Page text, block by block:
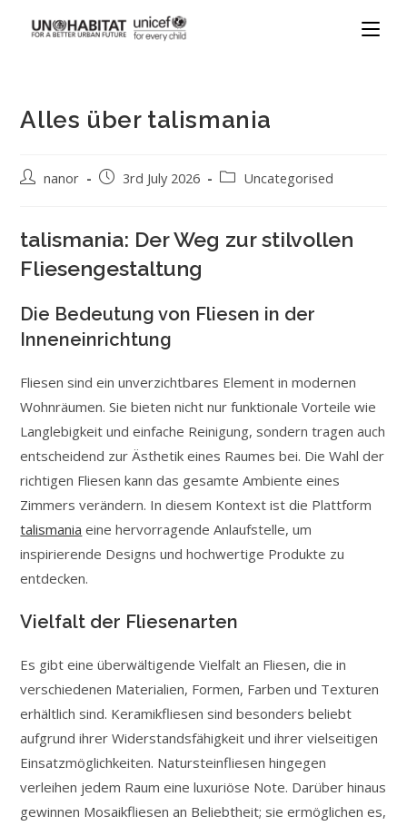
Alles über talismania
nanor 3rd July 2026 Uncategorised
talismania: Der Weg zur stilvollen
Fliesengestaltung
Die Bedeutung von Fliesen in der
Inneneinrichtung
Fliesen sind ein unverzichtbares Element in modernen
Wohnräumen. Sie bieten nicht nur funktionale Vorteile wie
Langlebigkeit und einfache Reinigung, sondern tragen auch
entscheidend zur Ästhetik eines Raumes bei. Die Wahl der
richtigen Fliesen kann das gesamte Ambiente eines
Zimmers verändern. In diesem Kontext ist die Plattform
talismania eine hervorragende Anlaufstelle, um
inspirierende Designs und hochwertige Produkte zu
entdecken.
Vielfalt der Fliesenarten
Es gibt eine überwältigende Vielfalt an Fliesen, die in
verschiedenen Materialien, Formen, Farben und Texturen
erhältlich sind. Keramikfliesen sind besonders beliebt
aufgrund ihrer Widerstandsfähigkeit und ihrer vielseitigen
Einsatzmöglichkeiten. Natursteinfliesen hingegen
verleihen jedem Raum eine luxuriöse Note. Darüber hinaus
gewinnen Mosaikfliesen an Beliebtheit; sie ermöglichen es,